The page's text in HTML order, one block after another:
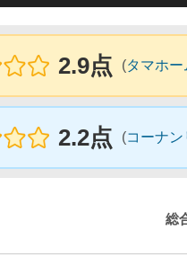
2.9点 (タマホ
2.2点 (コーナ
総